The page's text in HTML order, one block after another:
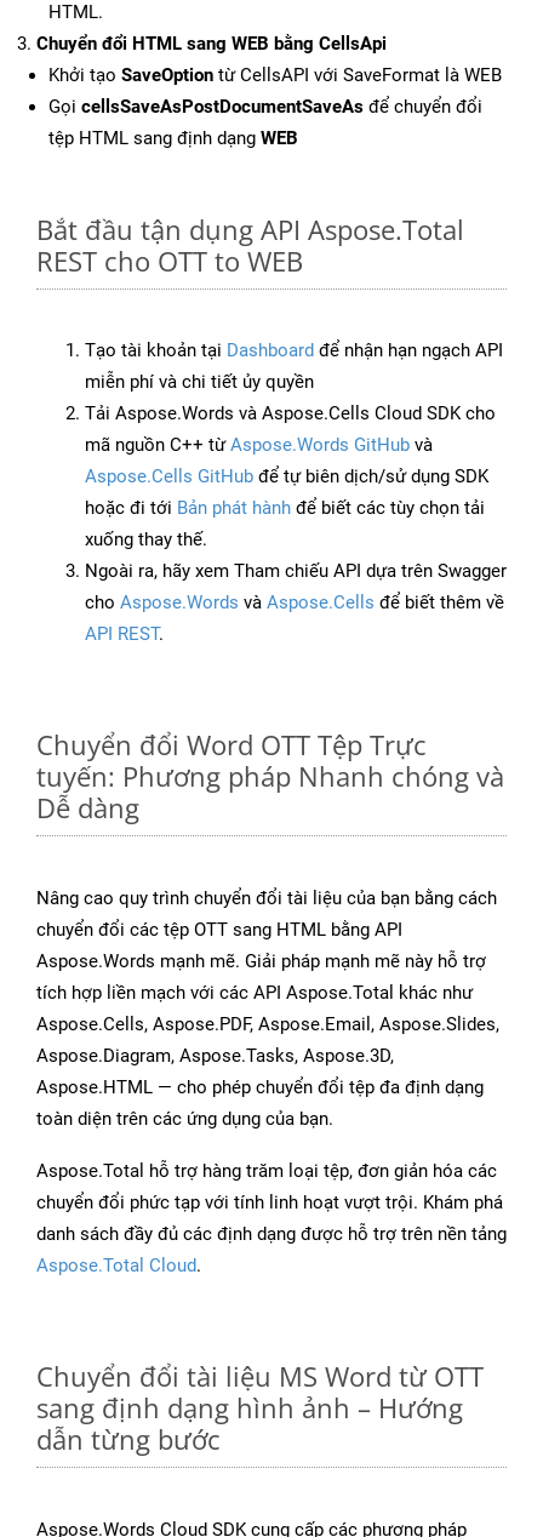
HTML.
Chuyển đổi HTML sang WEB bằng CellsApi
Khởi tạo SaveOption từ CellsAPI với SaveFormat là WEB
Gọi cellsSaveAsPostDocumentSaveAs để chuyển đổi
tệp HTML sang định dạng WEB
Bắt đầu tận dụng API Aspose.Total
REST cho OTT to WEB
Tạo tài khoản tại Dashboard để nhận hạn ngạch API
miễn phí và chi tiết ủy quyền
Tải Aspose.Words và Aspose.Cells Cloud SDK cho
mã nguồn C++ từAspose.Words GitHub và
Aspose.Cells GitHub để tự biên dịch/sử dụng SDK
hoặc đi tới Bản phát hành để biết các tùy chọn tải
xuống thay thế.
Ngoài ra, hãy xem Tham chiếu API dựa trên Swagger
cho Aspose.Words và Aspose.Cells để biết thêm về
API REST.
Chuyển đổi Word OTT Tệp Trực
tuyến: Phương pháp Nhanh chóng và
Dễ dàng
Nâng cao quy trình chuyển đổi tài liệu của bạn bằng cách
chuyển đổi các tệp OTT sang HTML bằng API
Aspose.Words mạnh mẽ. Giải pháp mạnh mẽ này hỗ trợ
tích hợp liền mạch với các API Aspose.Total khác như
Aspose.Cells, Aspose.PDF, Aspose.Email, Aspose.Slides,
Aspose.Diagram, Aspose.Tasks, Aspose.3D,
Aspose.HTML — cho phép chuyển đổi tệp đa định dạng
toàn diện trên các ứng dụng của bạn.
Aspose.Total hỗ trợ hàng trăm loại tệp, đơn giản hóa các
chuyển đổi phức tạp với tính linh hoạt vượt trội. Khám phá
danh sách đầy đủ các định dạng được hỗ trợ trên nền tảng
Aspose.Total Cloud.
Chuyển đổi tài liệu MS Word từ OTT
sang định dạng hình ảnh – Hướng
dẫn từng bước
Aspose.Words Cloud SDK cung cấp các phương pháp